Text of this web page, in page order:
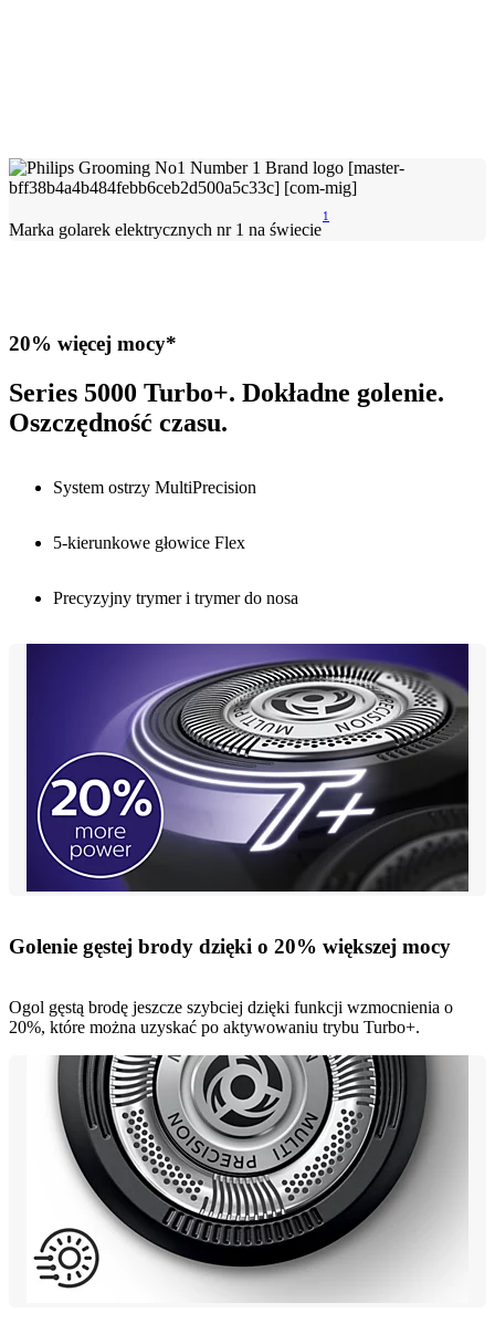
Marka golarek elektrycznych nr 1 na świecie
1
20% więcej mocy*
Series 5000 Turbo+. Dokładne golenie.
Oszczędność czasu.
System ostrzy MultiPrecision
5-kierunkowe głowice Flex
Precyzyjny trymer i trymer do nosa
Golenie gęstej brody dzięki o 20% większej mocy
Ogol gęstą brodę jeszcze szybciej dzięki funkcji wzmocnienia o
20%, które można uzyskać po aktywowaniu trybu Turbo+.